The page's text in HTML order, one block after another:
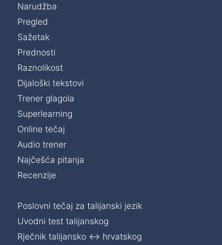
Narudžba
Pregled
Sažetak
Prednosti
Raznolikost
Dijaloški tekstovi
Trener glagola
Superlearning
Online tečaj
Audio trener
Najčešća pitanja
Recenzije
Poslovni tečaj za talijanski jezik
Uvodni test talijanskog
Rječnik talijansko ↔ hrvatskog